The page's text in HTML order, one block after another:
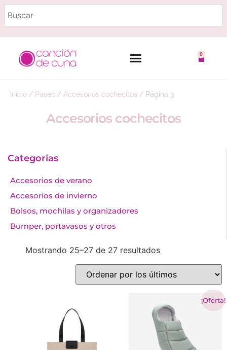
0
Inicio / Paseo / Accesorios cochecitos / Página 3
Accesorios cochecitos
Categorías
Accesorios de verano
Accesorios de invierno
Bolsos, mochilas y organizadores
Bumper, portavasos y otros
Mostrando 25–27 de 27 resultados
¡Oferta!